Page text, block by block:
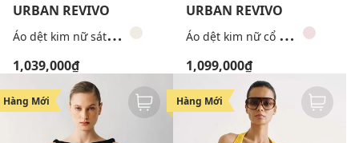
URBAN REVIVO
Á
o dệt kim nữ sát nách cổ bẻ họa tiết nơ
1,039,000₫
URBAN REVIVO
Á
o dệt kim nữ cổ tròn tay ngắn đính hoa
1,099,000₫
Hàng Mới Hàng Mới